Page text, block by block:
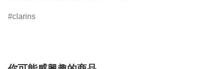
clarins